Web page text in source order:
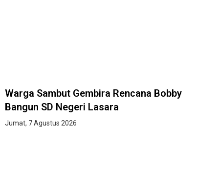
Warga Sambut Gembira Rencana Bobby
Bangun SD Negeri Lasara
Jumat, 7 Agustus 2026